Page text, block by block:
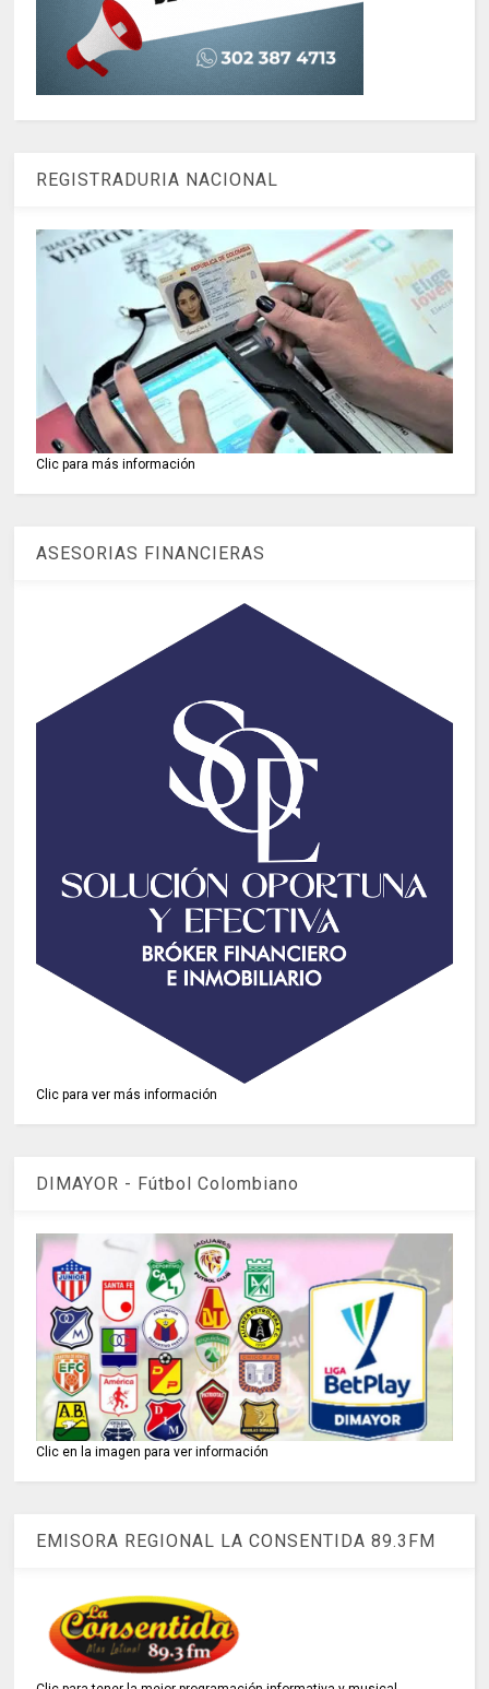
REGISTRADURIA NACIONAL
Clic para más información
ASESORIAS FINANCIERAS
Clic para ver más información
DIMAYOR - Fútbol Colombiano
Clic en la imagen para ver información
EMISORA REGIONAL LA CONSENTIDA 89.3FM